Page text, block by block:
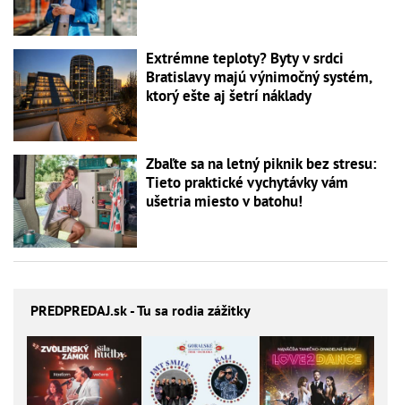
Extrémne teploty? Byty v srdci
Bratislavy majú výnimočný systém,
ktorý ešte aj šetrí náklady
Zbaľte sa na letný piknik bez stresu:
Tieto praktické vychytávky vám
ušetria miesto v batohu!
PREDPREDAJ.sk - Tu sa rodia zážitky